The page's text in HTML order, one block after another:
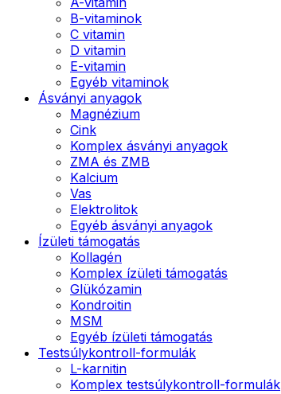
B-vitaminok
C vitamin
D vitamin
E-vitamin
Egyéb vitaminok
Ásványi anyagok
Magnézium
Cink
Komplex ásványi anyagok
ZMA és ZMB
Kalcium
Vas
Elektrolitok
Egyéb ásványi anyagok
Ízületi támogatás
Kollagén
Komplex ízületi támogatás
Glükózamin
Kondroitin
MSM
Egyéb ízületi támogatás
Testsúlykontroll-formulák
L-karnitin
Komplex testsúlykontroll-formulák